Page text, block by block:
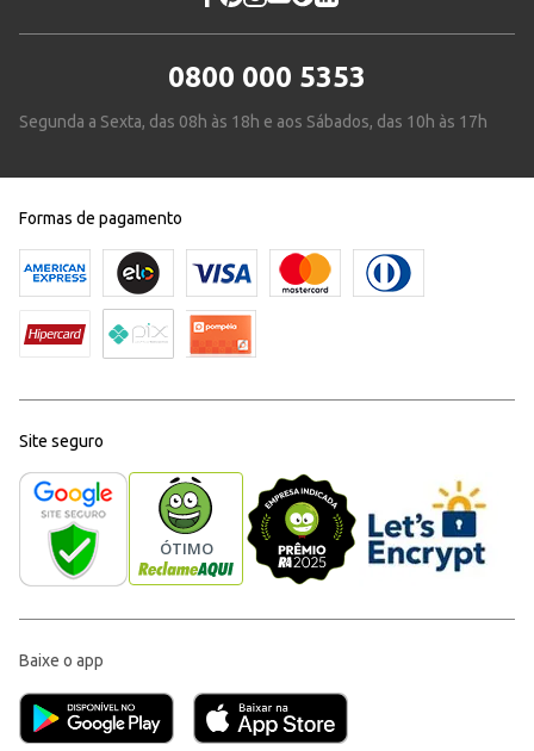
0800 000 5353
Segunda a Sexta, das 08h às 18h e aos Sábados, das 10h às 17h
Formas de pagamento
Site seguro
Baixe o app